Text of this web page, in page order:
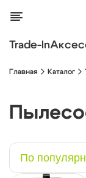
Trade-In
Главная Каталог